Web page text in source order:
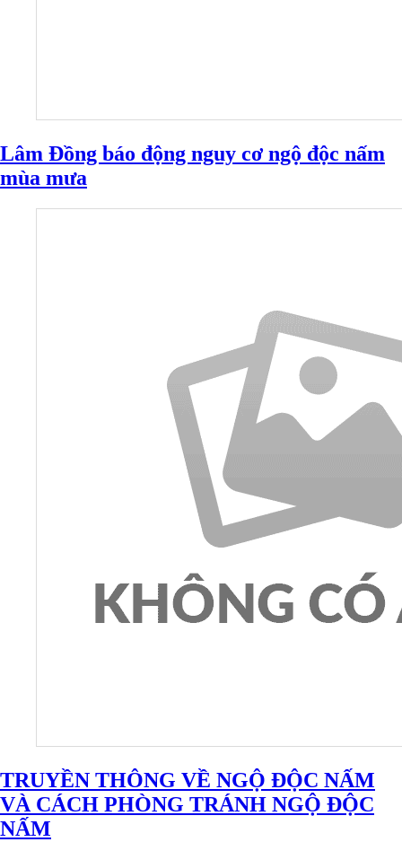
Lâm Đồng báo động nguy cơ ngộ độc nấm
mùa mưa
TRUYỀN THÔNG VỀ NGỘ ĐỘC NẤM
VÀ CÁCH PHÒNG TRÁNH NGỘ ĐỘC
NẤM